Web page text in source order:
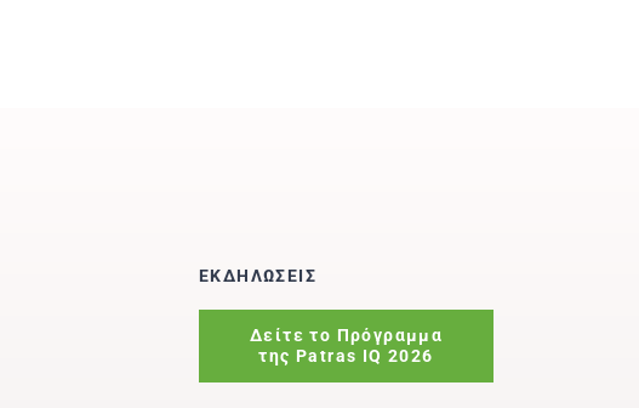
ΕΚΔΗΛΩΣΕΙΣ
Δείτε το Πρόγραμμα
της Patras IQ 2026